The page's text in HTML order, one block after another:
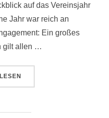
auf das Vereinsjahr
Jahr war reich an
Ein großes
gilt allen …
LESEN